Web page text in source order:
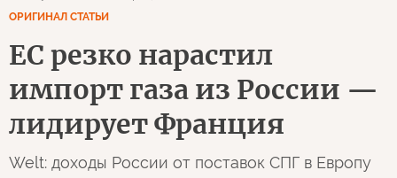
ОРИГИНАЛ СТАТЬИ
ЕС резко нарастил
импорт газа из России —
лидирует Франция
Welt: доходы России от поставок СПГ в Европу